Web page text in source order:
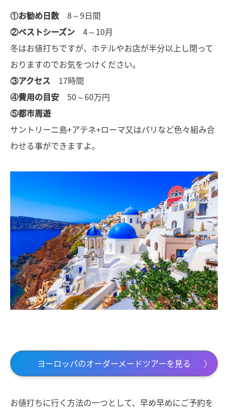
①お勧め日数 8～9日間
②ベストシーズン 4～10月
冬はお値打ちですが、ホテルやお店が半分以上し閉って
おりますのでお気をつけください。
③アクセス 17時間
④費用の目安 50～60万円
⑤都市周遊
サントリーニ島+アテネ+ローマ又はパリなど色々組み合
わせる事ができますよ。
ヨーロッパのオーダーメードツアーを見る
お値打ちに行く方法の一つとして、早め早めにご予約を